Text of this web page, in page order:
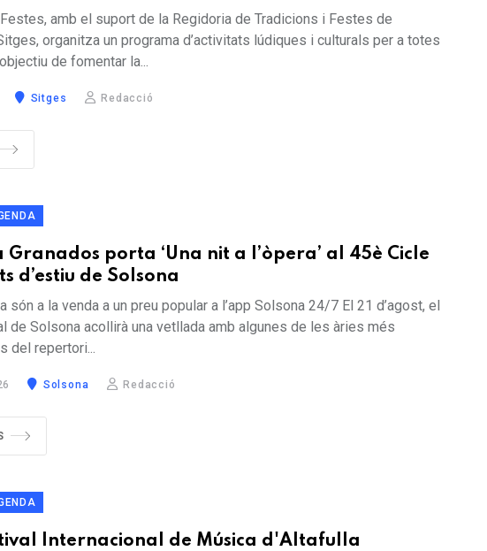
amb el suport de la Regidoria de Tradicions i Festes de
organitza un programa d’activitats lúdiques i culturals per a totes
de fomentar la...
Sitges Redacció
porta ‘Una nit a l’òpera’ al 45è Cicle
d’estiu de Solsona
són a la venda a un preu popular a l’app Solsona 24/7 El 21 d’agost, el
de Solsona acollirà una vetllada amb algunes de les àries més
del repertori...
Solsona Redacció
Internacional de Música d'Altafulla